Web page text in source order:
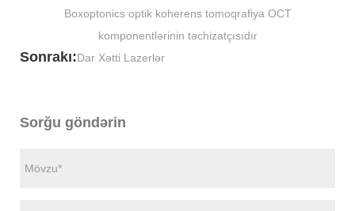
Boxoptonics optik koherens tomoqrafiya OCT
komponentlərinin təchizatçısıdır
Sonrakı:Dar Xətti Lazerlər
Sorğu göndərin